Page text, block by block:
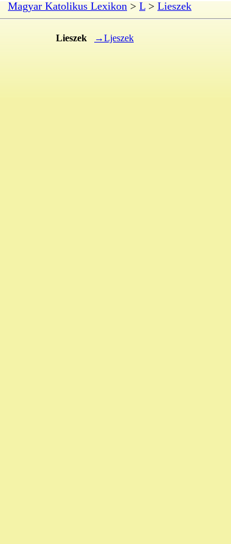
Magyar Katolikus Lexikon> L> Lieszek
Lieszek →Ljeszek